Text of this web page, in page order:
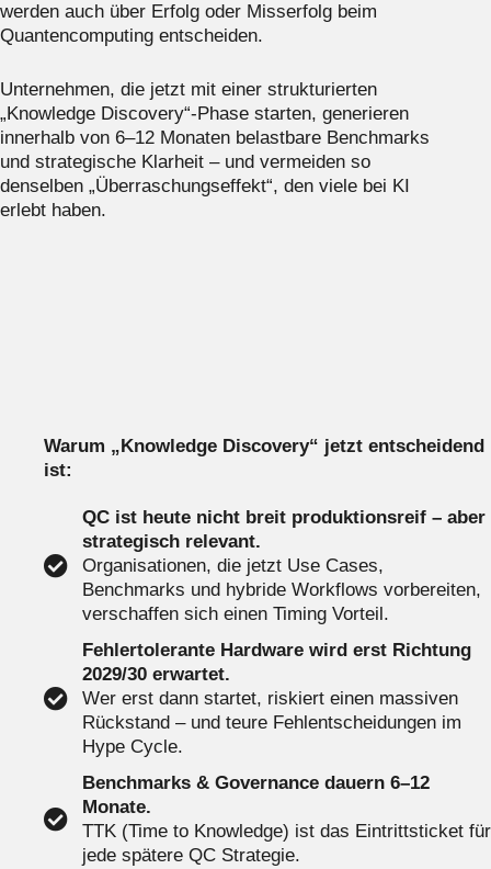
werden auch über Erfolg oder Misserfolg beim
Quantencomputing entscheiden.
Unternehmen, die jetzt mit einer strukturierten
„Knowledge Discovery“-Phase starten, generieren
innerhalb von 6–12 Monaten belastbare Benchmarks
und strategische Klarheit – und vermeiden so
denselben „Überraschungseffekt“, den viele bei KI
erlebt haben.
Warum „Knowledge Discovery“ jetzt entscheidend
ist:
QC ist heute nicht breit produktionsreif – aber
strategisch relevant.
Organisationen, die jetzt Use Cases,
Benchmarks und hybride Workflows vorbereiten,
verschaffen sich einen Timing Vorteil.
Fehlertolerante Hardware wird erst Richtung
2029/30 erwartet.
Wer erst dann startet, riskiert einen massiven
Rückstand – und teure Fehlentscheidungen im
Hype Cycle.
Benchmarks & Governance dauern 6–12
Monate.
TTK (Time to Knowledge) ist das Eintrittsticket für
jede spätere QC Strategie.